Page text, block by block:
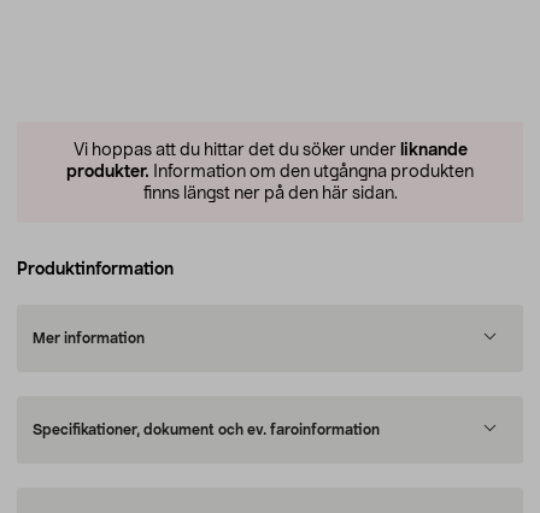
Vi hoppas att du hittar det du söker under liknande
produkter. Information om den utgångna produkten
finns längst ner på den här sidan.
Produktinformation
Mer information
Specifikationer, dokument och ev. faroinformation